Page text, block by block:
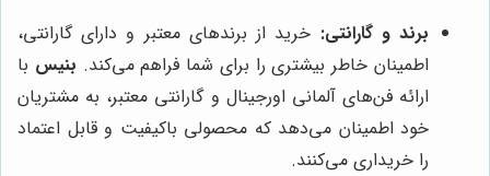
برند و گارانتی: خرید از برندهای معتبر و دارای گارانتی،
اطمینان خاطر بیشتری را برای شما فراهم می‌کند. بنیس با
ارائه فن‌های آلمانی اورجینال و گارانتی معتبر، به مشتریان
خود اطمینان می‌دهد که محصولی باکیفیت و قابل اعتماد
را خریداری می‌کنند.